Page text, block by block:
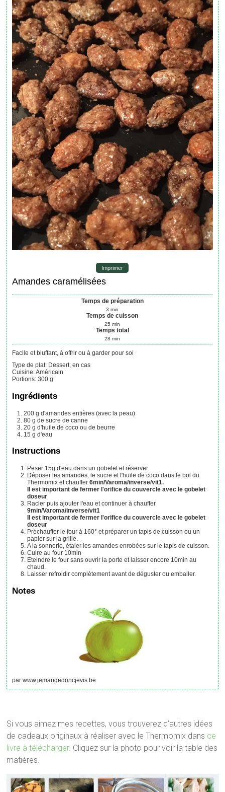
Imprimer
Amandes caramélisées
Temps de préparation
3 min
Temps de cuisson
25 min
Temps total
28 min
Facile et bluffant, à offrir ou à garder pour soi
Type de plat: Dessert, en cas
Cuisine:Américain
Portions:300 g
Ingrédients
200 g d'amandes entières (avec la peau)
80 g de sucre de canne
20 g d'huile de cocoou de beurre
15 g d'eau
Instructions
Peser 15g d'eau dans un gobelet et réserver
Déposer les amandes, le sucre et l'huile de coco dans le bol du
Thermomix et chauffer6min/Varoma/inverse/vit1.
doseur
Racler puis ajouter l'eau et continuer à chauffer
9min/Varoma/inverse/vit1
doseur
Préchauffer le four à 160° et préparer un tapis de cuisson ou un
papier sur la grille.
A la sonnerie, étaler les amandes enrobées sur le tapis de cuisson.
Cuire au four 10min
Eteindre le four sans ouvrir la porte et laisser encore 10min au
chaud.
Laisser refroidir complètement avant de déguster ou emballer.
Notes
par www.jemangedoncjevis.be
Si vous aimez mes recettes, vous trouverez d’autres idées
de cadeaux originaux à réaliser avec le Thermomix dans ce
livre à télécharger. Cliquez sur la photo pour voir la table des
matières.